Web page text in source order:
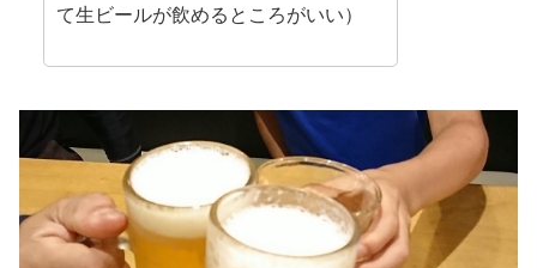
て生ビールが飲めるところがいい）